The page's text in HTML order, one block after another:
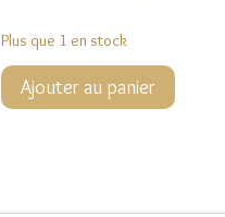
Plus que 1 en stock
quantité
Croix
Ajouter au panier